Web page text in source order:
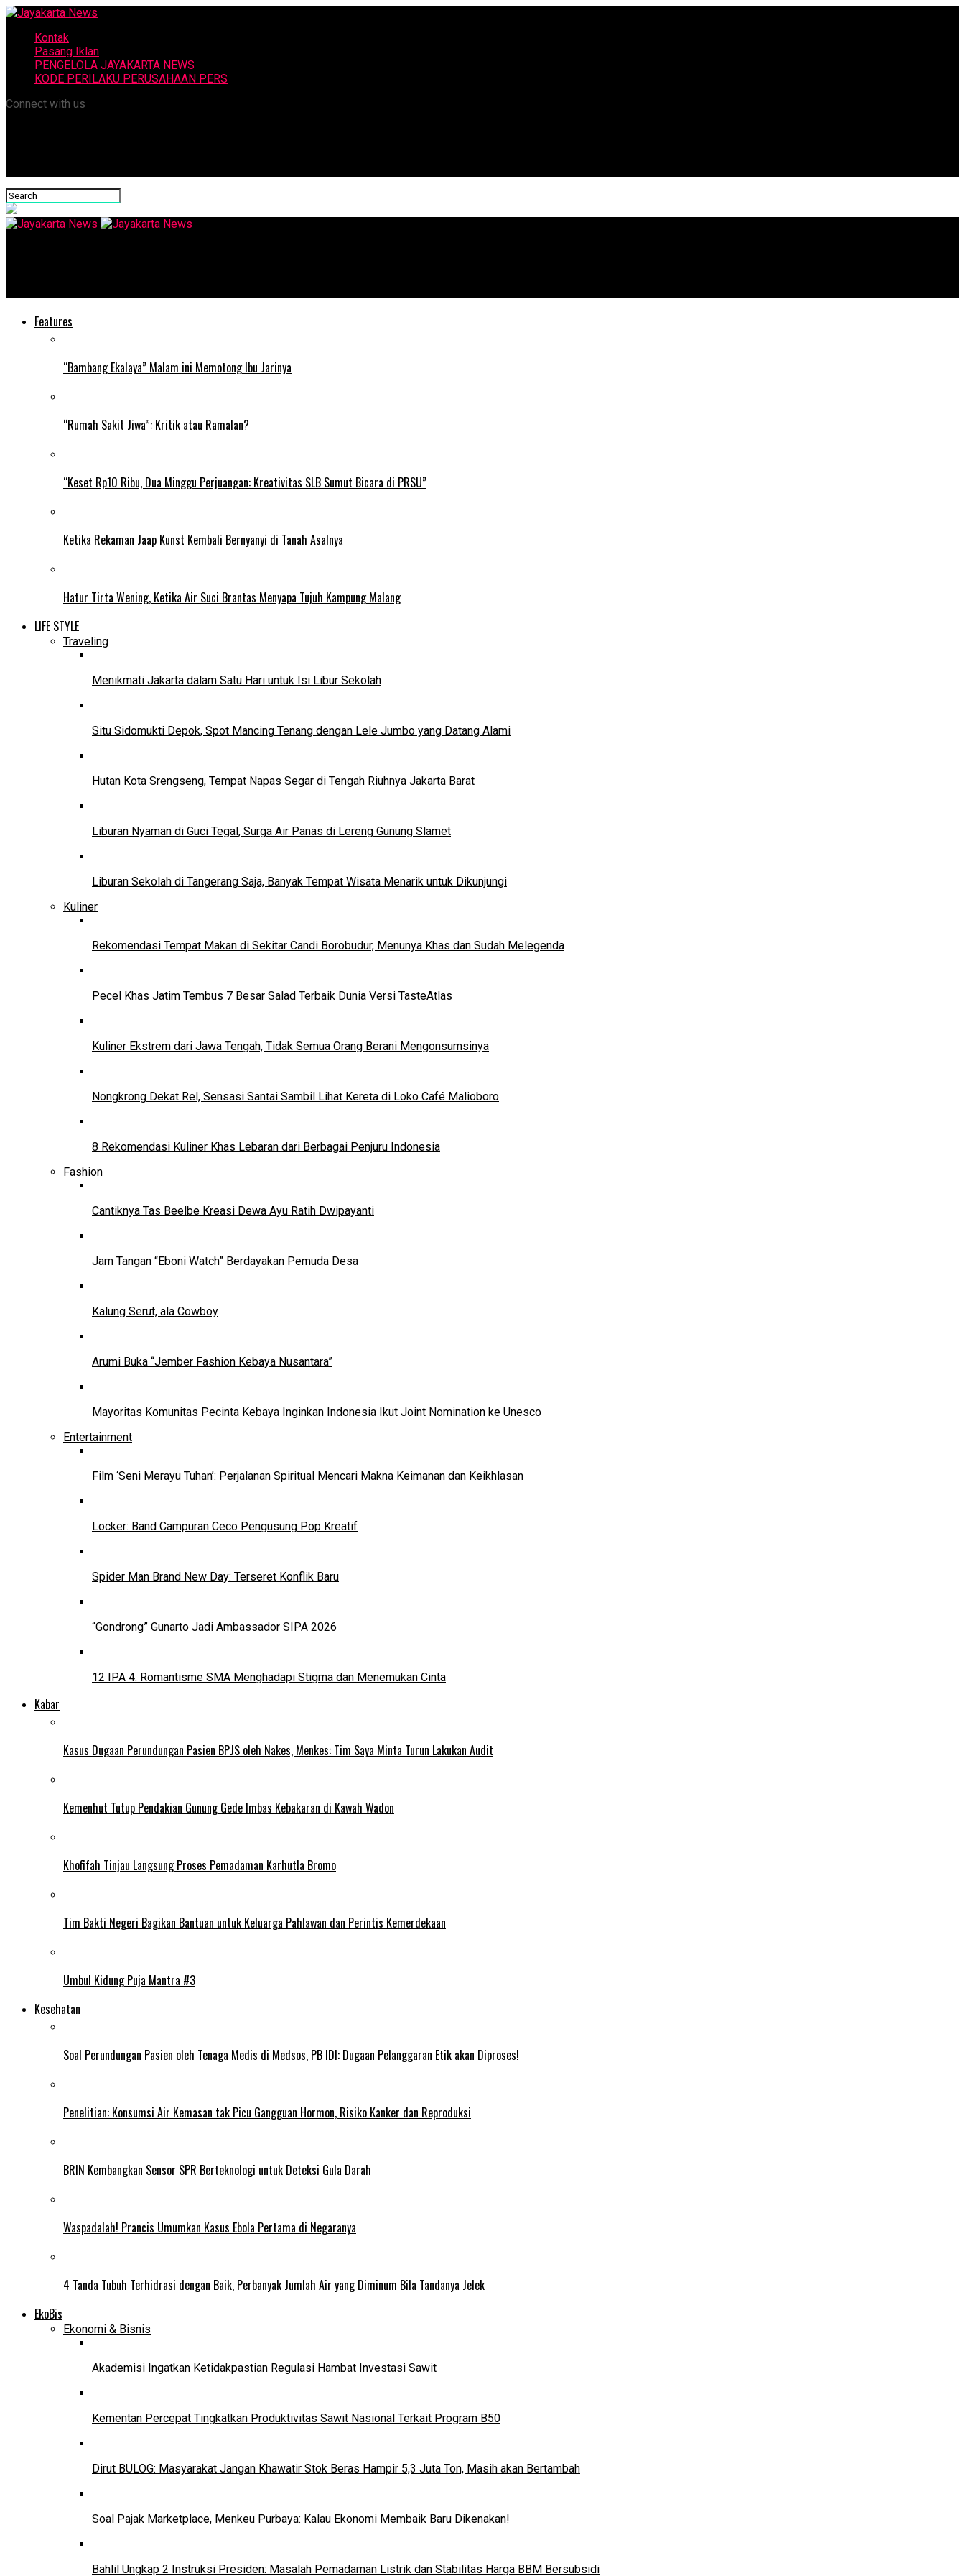
Kontak
Pasang Iklan
PENGELOLA JAYAKARTA NEWS
KODE PERILAKU PERUSAHAAN PERS
Connect with us
Features
“Bambang Ekalaya” Malam ini Memotong Ibu Jarinya
“Rumah Sakit Jiwa”: Kritik atau Ramalan?
“Keset Rp10 Ribu, Dua Minggu Perjuangan: Kreativitas SLB Sumut Bicara di PRSU”
Ketika Rekaman Jaap Kunst Kembali Bernyanyi di Tanah Asalnya
Hatur Tirta Wening, Ketika Air Suci Brantas Menyapa Tujuh Kampung Malang
LIFE STYLE
Traveling
Menikmati Jakarta dalam Satu Hari untuk Isi Libur Sekolah
Situ Sidomukti Depok, Spot Mancing Tenang dengan Lele Jumbo yang Datang Alami
Hutan Kota Srengseng, Tempat Napas Segar di Tengah Riuhnya Jakarta Barat
Liburan Nyaman di Guci Tegal, Surga Air Panas di Lereng Gunung Slamet
Liburan Sekolah di Tangerang Saja, Banyak Tempat Wisata Menarik untuk Dikunjungi
Kuliner
Rekomendasi Tempat Makan di Sekitar Candi Borobudur, Menunya Khas dan Sudah Melegenda
Pecel Khas Jatim Tembus 7 Besar Salad Terbaik Dunia Versi TasteAtlas
Kuliner Ekstrem dari Jawa Tengah, Tidak Semua Orang Berani Mengonsumsinya
Nongkrong Dekat Rel, Sensasi Santai Sambil Lihat Kereta di Loko Café Malioboro
8 Rekomendasi Kuliner Khas Lebaran dari Berbagai Penjuru Indonesia
Fashion
Cantiknya Tas Beelbe Kreasi Dewa Ayu Ratih Dwipayanti
Jam Tangan “Eboni Watch” Berdayakan Pemuda Desa
Kalung Serut, ala Cowboy
Arumi Buka “Jember Fashion Kebaya Nusantara”
Mayoritas Komunitas Pecinta Kebaya Inginkan Indonesia Ikut Joint Nomination ke Unesco
Entertainment
Film ‘Seni Merayu Tuhan’: Perjalanan Spiritual Mencari Makna Keimanan dan Keikhlasan
Locker: Band Campuran Ceco Pengusung Pop Kreatif
Spider Man Brand New Day: Terseret Konflik Baru
“Gondrong” Gunarto Jadi Ambassador SIPA 2026
12 IPA 4: Romantisme SMA Menghadapi Stigma dan Menemukan Cinta
Kabar
Kasus Dugaan Perundungan Pasien BPJS oleh Nakes, Menkes: Tim Saya Minta Turun Lakukan Audit
Kemenhut Tutup Pendakian Gunung Gede Imbas Kebakaran di Kawah Wadon
Khofifah Tinjau Langsung Proses Pemadaman Karhutla Bromo
Tim Bakti Negeri Bagikan Bantuan untuk Keluarga Pahlawan dan Perintis Kemerdekaan
Umbul Kidung Puja Mantra #3
Kesehatan
Soal Perundungan Pasien oleh Tenaga Medis di Medsos, PB IDI: Dugaan Pelanggaran Etik akan Diproses!
Penelitian: Konsumsi Air Kemasan tak Picu Gangguan Hormon, Risiko Kanker dan Reproduksi
BRIN Kembangkan Sensor SPR Berteknologi untuk Deteksi Gula Darah
Waspadalah! Prancis Umumkan Kasus Ebola Pertama di Negaranya
4 Tanda Tubuh Terhidrasi dengan Baik, Perbanyak Jumlah Air yang Diminum Bila Tandanya Jelek
EkoBis
Ekonomi & Bisnis
Akademisi Ingatkan Ketidakpastian Regulasi Hambat Investasi Sawit
Kementan Percepat Tingkatkan Produktivitas Sawit Nasional Terkait Program B50
Dirut BULOG: Masyarakat Jangan Khawatir Stok Beras Hampir 5,3 Juta Ton, Masih akan Bertambah
Soal Pajak Marketplace, Menkeu Purbaya: Kalau Ekonomi Membaik Baru Dikenakan!
Bahlil Ungkap 2 Instruksi Presiden: Masalah Pemadaman Listrik dan Stabilitas Harga BBM Bersubsidi